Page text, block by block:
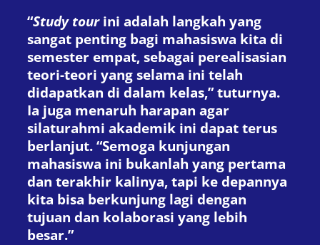
“Study tourini adalah langkah yang
sangat penting bagi mahasiswa kita di
semester empat, sebagai perealisasian
teori-teori yang selama ini telah
didapatkan di dalam kelas,” tuturnya.
Ia juga menaruh harapan agar
silaturahmi akademik ini dapat terus
berlanjut. “Semoga kunjungan
mahasiswa ini bukanlah yang pertama
dan terakhir kalinya, tapi ke depannya
kita bisa berkunjung lagi dengan
tujuan dan kolaborasi yang lebih
besar.”